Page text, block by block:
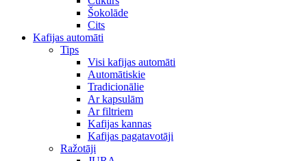
Šokolāde
Cits
Kafijas automāti
Tips
Visi kafijas automāti
Automātiskie
Tradicionālie
Ar kapsulām
Ar filtriem
Kafijas kannas
Kafijas pagatavotāji
Ražotāji